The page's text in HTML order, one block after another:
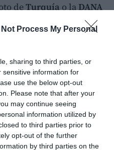
Not Process My Personal
sharing to third parties, or
sensitive information for
use the below opt-out
Please note that after your
may continue seeing
information utilized by
to third parties prior to
opt-out of the further
by third parties on the
deTurquíao laDANA